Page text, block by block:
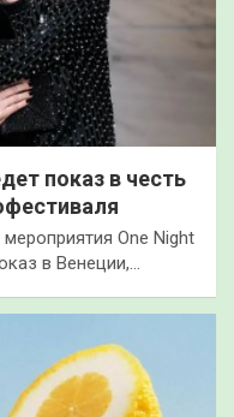
показ в честь
One Night
в Венеции,…